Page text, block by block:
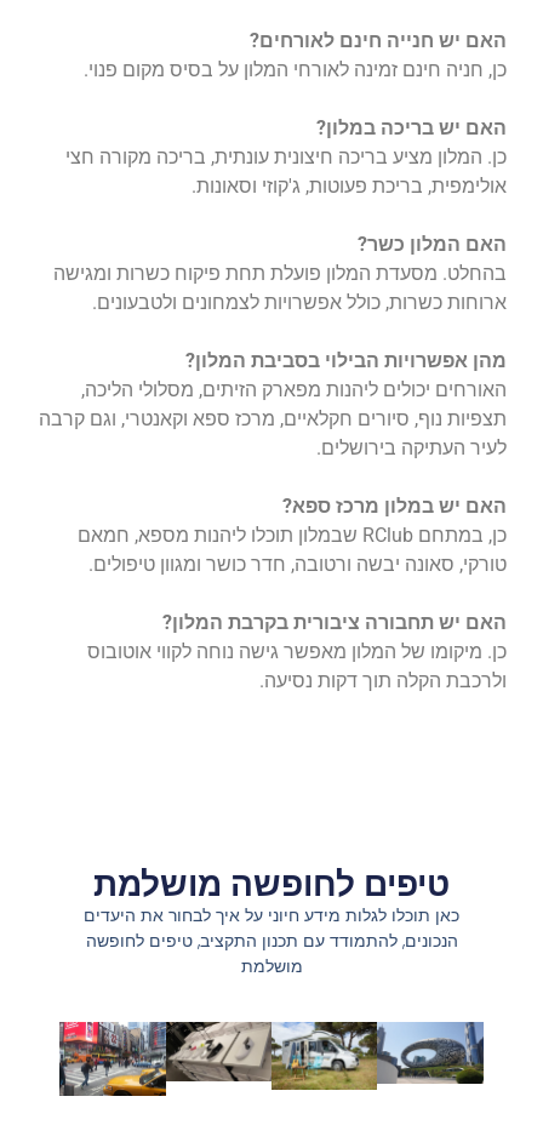
האם יש חנייה חינם לאורחים?
כן, חניה חינם זמינה לאורחי המלון על בסיס מקום פנוי.
האם יש בריכה במלון?
כן. המלון מציע בריכה חיצונית עונתית, בריכה מקורה חצי
אולימפית, בריכת פעוטות, ג'קוזי וסאונות.
האם המלון כשר?
בהחלט. מסעדת המלון פועלת תחת פיקוח כשרות ומגישה
ארוחות כשרות, כולל אפשרויות לצמחונים ולטבעונים.
מהן אפשרויות הבילוי בסביבת המלון?
האורחים יכולים ליהנות מפארק הזיתים, מסלולי הליכה,
תצפיות נוף, סיורים חקלאיים, מרכז ספא וקאנטרי, וגם קרבה
לעיר העתיקה בירושלים.
האם יש במלון מרכז ספא?
כן, במתחם RClub שבמלון תוכלו ליהנות מספא, חמאם
טורקי, סאונה יבשה ורטובה, חדר כושר ומגוון טיפולים.
האם יש תחבורה ציבורית בקרבת המלון?
כן. מיקומו של המלון מאפשר גישה נוחה לקווי אוטובוס
ולרכבת הקלה תוך דקות נסיעה.
טיפים לחופשה מושלמת
כאן תוכלו לגלות מידע חיוני על איך לבחור את היעדים
הנכונים, להתמודד עם תכנון התקציב, טיפים לחופשה
מושלמת